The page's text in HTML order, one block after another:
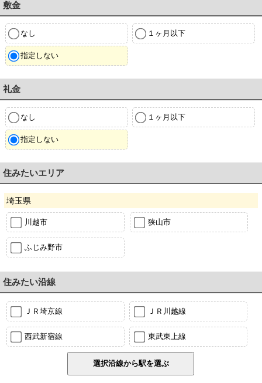
敷金
なし １ヶ月以下
指定しない
礼金
なし １ヶ月以下
指定しない
住みたいエリア
埼玉県
川越市 狭山市
ふじみ野市
住みたい沿線
ＪＲ埼京線 ＪＲ川越線
西武新宿線 東武東上線